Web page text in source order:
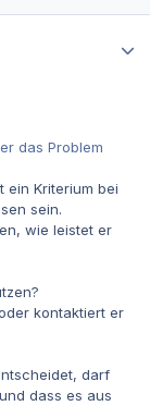
das Problem
ein Kriterium bei
sein.
wie leistet er
kontaktiert er
darf
dass es aus